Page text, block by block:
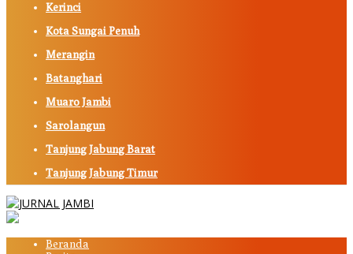
Kerinci
Kota Sungai Penuh
Merangin
Batanghari
Muaro Jambi
Sarolangun
Tanjung Jabung Barat
Tanjung Jabung Timur
Beranda